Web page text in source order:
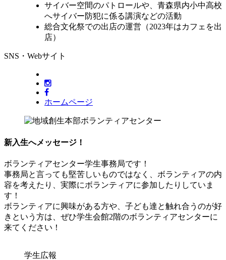
サイバー空間のパトロールや、青森県内小中高校
へサイバー防犯に係る講演などの活動
総合文化祭での出店の運営（2023年はカフェを出
店）
SNS・Webサイト
ホームページ
新入生へメッセージ！
ボランティアセンター学生事務局です！
事務局と言っても堅苦しいものではなく、ボランティアの内
容を考えたり、実際にボランティアに参加したりしていま
す！
ボランティアに興味がある方や、子ども達と触れ合うのが好
きという方は、ぜひ学生会館2階のボランティアセンターに
来てください！
学生広報